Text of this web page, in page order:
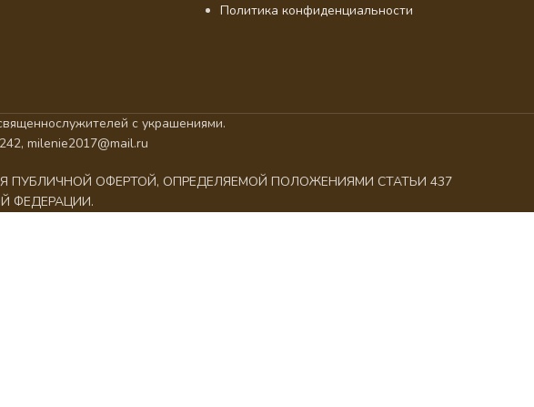
Политика конфиденциальности
с украшениями.
milenie2017@mail.ru
ПУБЛИЧНОЙ ОФЕРТОЙ, ОПРЕДЕЛЯЕМОЙ ПОЛОЖЕНИЯМИ СТАТЬИ 437
ФЕДЕРАЦИИ.